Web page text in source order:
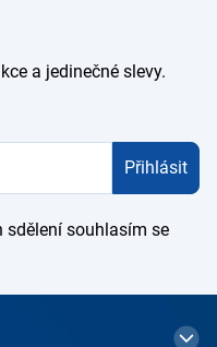
a jedinečné slevy.
Přihlásit
sdělení souhlasím se